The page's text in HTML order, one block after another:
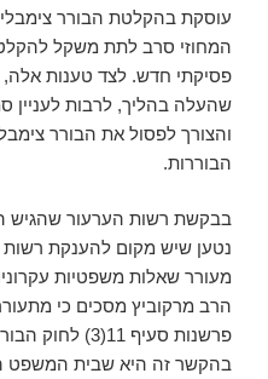
עוסקת בהקלטת הבורר
המחוזי סרב לתת משקל
פסיקתי חדש. לצד טענות
שהעלה בהליך, לרבות לעניין
הבוררות.
נטען שיש מקום להענקת רשות
מעורר שאלות משפטיות
הרב מרקוביץ מסכים כי
פרשנות סעיף
בהקשר זה היא שבית המשפט